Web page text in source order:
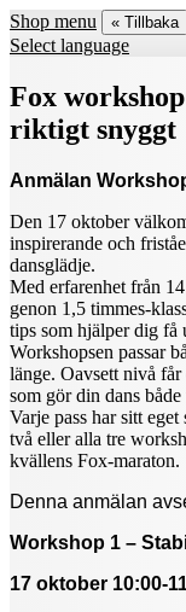
Shop menu « Tillbaka
Select language
Fox
riktigt snyggt
Anmälan
Den 17 oktober
inspirerande och
dansglädje.
Med erfarenhet från
genon 1,5 timmes-
tips som hjälper dig få
Workshopsen passar
länge. Oavsett nivå
som gör din dans
Varje pass har sitt
två eller alla tre
kvällens Fox-maraton.
Denna anmälan
Workshop 1 –
17 oktober 10:00-